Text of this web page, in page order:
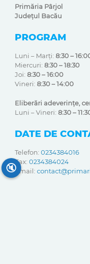
Primăria Pârjol
Județul Bacău
PROGRAM
Luni – Marți: 8:30 –
Miercuri: 8:30 – 18:30
Joi: 8:30 – 16:00
Vineri: 8:30 – 14:00
Eliberări adeverințe,
Luni – Vineri: 8:30 –
DATE DE
Telefon: 0234384016
Fax: 0234384024
Email:
🔇